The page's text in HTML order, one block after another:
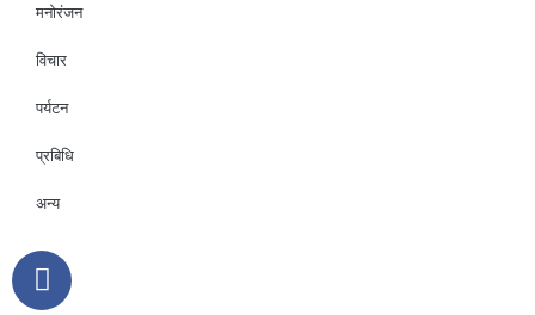
मनोरंजन
विचार
पर्यटन
प्रबिधि
अन्य